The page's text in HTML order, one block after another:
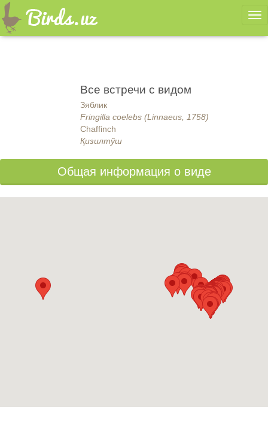
Все встречи с видом
Зяблик
Fringilla coelebs (Linnaeus, 1758)
Chaffinch
Қизилтўш
Общая информация о виде